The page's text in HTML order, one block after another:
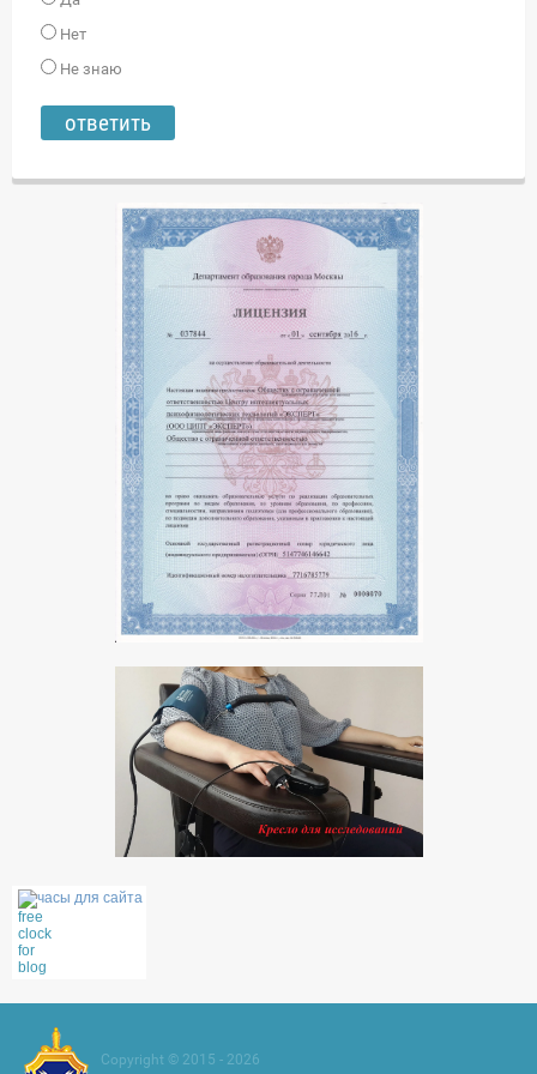
Нет
Не знаю
часы для сайта
Copyright © 2015 - 2026